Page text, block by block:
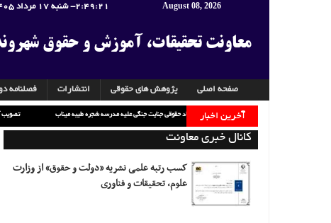
2:49:23- شنبه 17 مرداد 1405 August 08, 2026
معاونت تحقیقات، آموزش و حقوق
صفحه اصلی پژوهش های حقوقی انتشارات فصلنامه
آخرین اخبار
گزارش خبری نشست «تحلیل ابعاد حقوقی جنایت جنگی علیه مدرسه شجره طیبه میناب»
کانال خبری معاونت
کسب رتبه علمی نشریه «دولت و حقوق» از وزارت
علوم، تحقیقات و فناوری